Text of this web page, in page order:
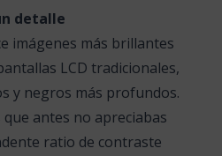
detalle
imágenes más brillantes
LCD tradicionales,
y negros más profundos.
antes no apreciabas
ratio de contraste